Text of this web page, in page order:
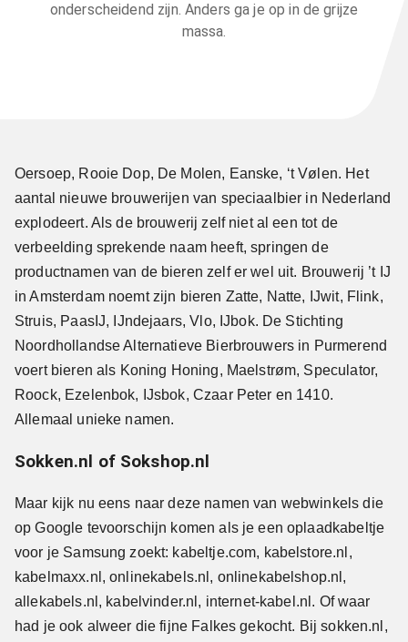
onderscheidend zijn. Anders ga je op in de grijze
massa.
Oersoep, Rooie Dop, De Molen, Eanske, ‘t Vølen. Het
aantal nieuwe brouwerijen van speciaalbier in Nederland
explodeert. Als de brouwerij zelf niet al een tot de
verbeelding sprekende naam heeft, springen de
productnamen van de bieren zelf er wel uit. Brouwerij ’t IJ
in Amsterdam noemt zijn bieren Zatte, Natte, IJwit, Flink,
Struis, PaasIJ, IJndejaars, Vlo, IJbok. De Stichting
Noordhollandse Alternatieve Bierbrouwers in Purmerend
voert bieren als Koning Honing, Maelstrøm, Speculator,
Roock, Ezelenbok, IJsbok, Czaar Peter en 1410.
Allemaal unieke namen.
Sokken.nl of Sokshop.nl
Maar kijk nu eens naar deze namen van webwinkels die
op Google tevoorschijn komen als je een oplaadkabeltje
voor je Samsung zoekt: kabeltje.com, kabelstore.nl,
kabelmaxx.nl, onlinekabels.nl, onlinekabelshop.nl,
allekabels.nl, kabelvinder.nl, internet-kabel.nl. Of waar
had je ook alweer die fijne Falkes gekocht. Bij sokken.nl,